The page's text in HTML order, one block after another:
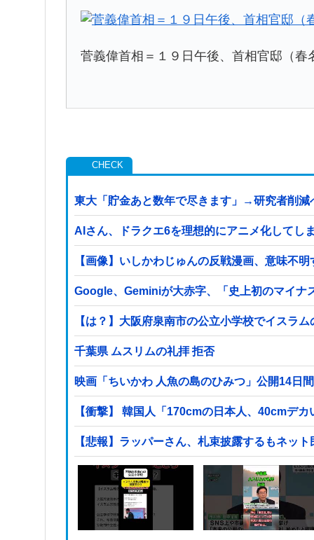
菅義偉首相＝１９日午後、首相官邸（春
東大「貯金あと数年で尽きます」→研究者削
AIさん、ドラクエ6を理想的にアニメ化してし
【画像】いしかわじゅんの反戦漫画、意味不
Google、Geminiが大赤字、「史上初のマイナ
【は？】大阪府泉南市の公立小学校でイスラ
千葉県 ムスリムの礼拝 拒否
映画「ちいかわ 人魚の島のひみつ」公開14日
【衝撃】 韓国人「170cmの日本人、40cmデ
【悲報】ラッパーさん、札束披露するもネッ